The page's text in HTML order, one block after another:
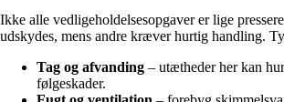
Ikke alle vedligeholdelsesopgaver er lige
udskydes, mens andre kræver hurtig handling.
Tag og afvanding – utætheder her kan
følgeskader.